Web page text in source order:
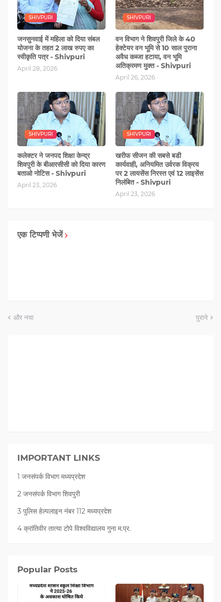
SHIVPURI
जनसुनवाई में महिला को दिया संबल
योजना के तहत 2 लाख रुपए का
स्वीकृति पत्र - Shivpuri
April 28, 2026
SHIVPURI
वन विभाग ने शिवपुरी जिले के 40
हेक्टेयर वन भूमि से 10 साल पुराना
अवैध कब्जा हटाया, वन भूमि
अतिक्रमण मुक्त - Shivpuri
April 26, 2026
SHIVPURI
कलेक्टर ने जनपद शिक्षा केन्द्र
शिवपुरी के बीआरसीसी को दिया कारण
बताओ नोटिस - Shivpuri
April 23, 2026
SHIVPURI
खरीफ सीजन की सबसे बडी
कार्यवाही, अनियमित उर्वरक विक्रय
पर 2 लायसेंस निरस्त एवं 12 लाइसेंस
निलंबित - Shivpuri
April 23, 2026
एक टिप्पणी भेजें
और नया पुराने
IMPORTANT LINKS
1 जनसंपर्क विभाग मध्यप्रदेश
2 जनसंपर्क विभाग शिवपुरी
3 पुलिस हेल्पलाइन नंबर 112 मध्‍यप्रदेश
4 क्रांतिवीर तात्या टोपे विश्वविद्यालय गुना म.प्र.
Popular Posts